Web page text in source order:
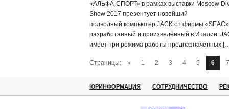
«АЛЬФА-СПОРТ» в рамках выставки Moscow
Show 2017 презентует новейший
подводный компьютер JACK от фирмы «SEAC»
разработанный и произведённый в Италии.
имеет три режима работы предназначенных
Страницы: « 1 2 3 4 5 6 7
ЮРИНФОРМАЦИЯ СОТРУДНИЧЕСТВО